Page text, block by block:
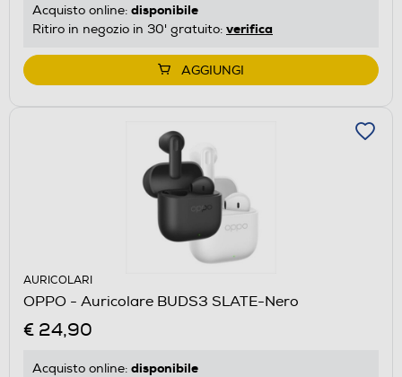
Acquisto online: disponibile
Ritiro in negozio in 30' gratuito: verifica
AGGIUNGI
AURICOLARI
OPPO - Auricolare BUDS3 SLATE-Nero
€ 24,90
Acquisto online: disponibile